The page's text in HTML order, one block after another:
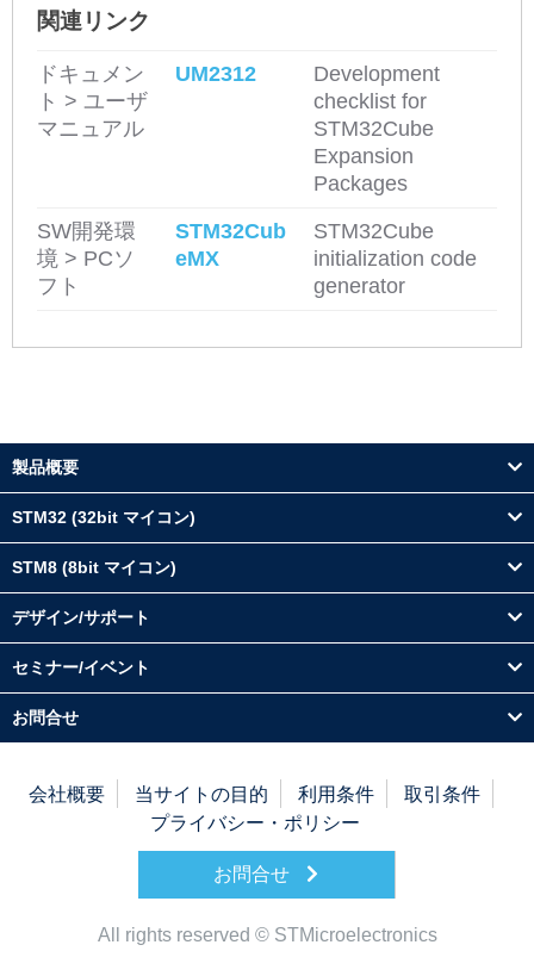
関連リンク
ドキュメン
ト > ユーザ
マニュアル
UM2312
Development
checklist for
STM32Cube
Expansion
Packages
SW開発環
境 > PCソ
フト
STM32Cub
eMX
STM32Cube
initialization code
generator
製品概要
STM32 (32bit マイコン)
STM8 (8bit マイコン)
デザイン/サポート
セミナー/イベント
お問合せ
お問合せ
All rights reserved © STMicroelectronics
会社概要 当サイトの目的 利用条件
取引条件
プライバシー・ポリシー